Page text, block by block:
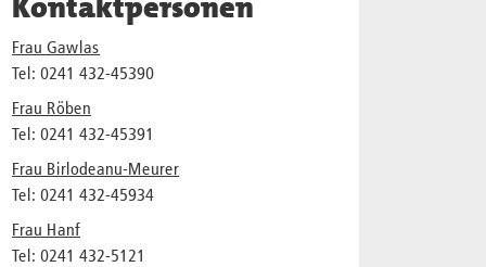
Frau Gawlas
Tel: 0241 432-45390
Frau Röben
Tel: 0241 432-45391
Frau Birlodeanu-Meurer
Tel: 0241 432-45934
Frau Hanf
Tel: 0241 432-5121